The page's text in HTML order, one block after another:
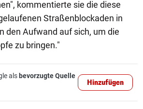
kommentierte sie die diese
Straßenblockaden in
den Aufwand auf sich, um die
zu bringen."
als bevorzugte Quelle
Hinzufügen